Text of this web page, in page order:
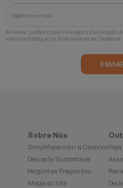
Ao enviar, confirmo que li e aceito a
mails marketing e/ou promocionais da Cadence
Sobre Nós
Simplifique com a Cadence
Descarte Sustentável
Perguntas Frequentes
Mapa do Site
Seja